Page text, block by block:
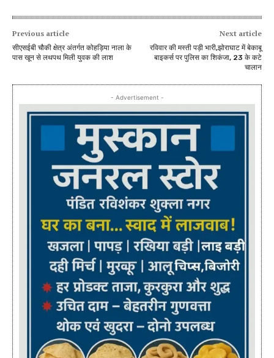
Previous article
सीएसईबी चौकी क्षेत्र अंतर्गत कोहड़िया नाला के
पास खून से लथपथ मिली युवक की लाश
Next article
रविवार की मस्ती पड़ी भारी,झोराघाट में बेकाबू
बाइकर्स पर पुलिस का शिकंजा, 23 के कटे
चालान
- Advertisement -